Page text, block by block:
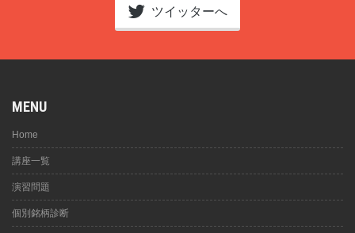
ツイッターへ
MENU
Home
講座一覧
演習問題
個別銘柄診断